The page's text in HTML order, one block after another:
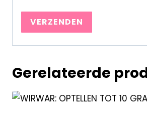
Gerelateerde